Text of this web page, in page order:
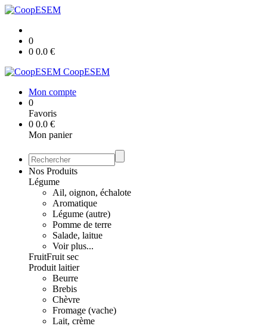
0
0 0.0 €
CoopESEM
Mon compte
0
Favoris
0 0.0 €
Mon panier
Nos Produits
Légume
Ail, oignon, échalote
Aromatique
Légume (autre)
Pomme de terre
Salade, laitue
Voir plus...
FruitFruit sec
Produit laitier
Beurre
Brebis
Chèvre
Fromage (vache)
Lait, crème